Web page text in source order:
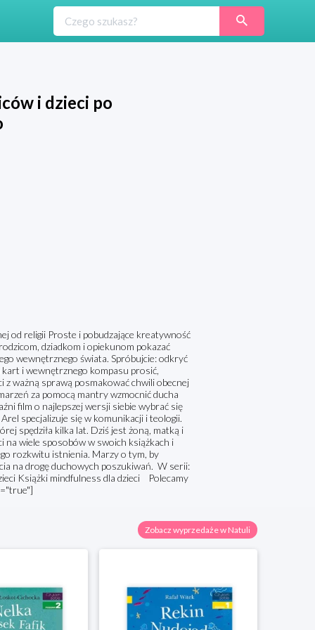
i dzieci po
od religii Proste i pobudzające kreatywność
dziadkom i opiekunom pokazać
wewnętrznego świata. Spróbujcie: odkryć
i wewnętrznego kompasu prosić,
z ważną sprawą posmakować chwili obecnej
za pomocą mantry wzmocnić ducha
film o najlepszej wersji siebie wybrać się
specjalizuje się w komunikacji i teologii.
spędziła kilka lat. Dziś jest żoną, matką i
na wiele sposobów w swoich książkach i
rozkwitu istnienia. Marzy o tym, by
na drogę duchowych poszukiwań. W serii:
Książki mindfulness dla dzieci Polecamy
Zobacz wyprzedaże w Natuli